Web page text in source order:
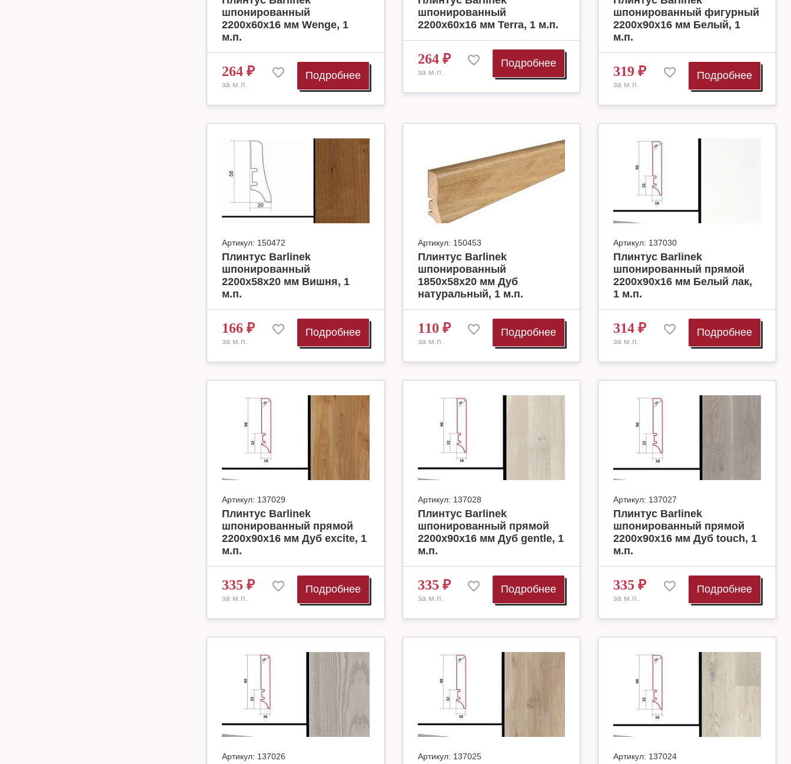
шпонированный
2200х60х16 мм Wenge, 1
м.п.
264 ₽
за м.п.
Подробнее
шпонированный
2200х60х16 мм Terra, 1 м.п.
264₽
за м.п.
Подробнее
шпонированный фигурный
2200х90х16 мм Белый, 1
м.п.
319 ₽
за м.п.
Подробнее
Артикул: 150472
Плинтус Barlinek
шпонированный
2200х58х20 мм Вишня, 1
м.п.
166 ₽
за м.п.
Подробнее
Артикул: 150453
Плинтус Barlinek
шпонированный
1850х58х20 мм Дуб
натуральный, 1 м.п.
110 ₽
за м.п.
Подробнее
Артикул: 137030
Плинтус Barlinek
шпонированный прямой
2200х90х16 мм Белый лак,
1 м.п.
314 ₽
за м.п.
Подробнее
Артикул: 137029
Плинтус Barlinek
шпонированный прямой
2200х90х16 мм Дуб excite, 1
м.п.
335 ₽
за м.п.
Подробнее
Артикул: 137028
Плинтус Barlinek
шпонированный прямой
2200х90х16 мм Дуб gentle, 1
м.п.
335 ₽
за м.п.
Подробнее
Артикул: 137027
Плинтус Barlinek
шпонированный прямой
2200х90х16 мм Дуб touch, 1
м.п.
335 ₽
за м.п.
Подробнее
Артикул: 137026 Артикул: 137025 Артикул: 137024